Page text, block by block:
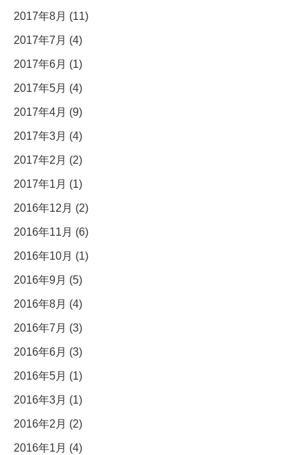
2017年8月 (11)
2017年7月 (4)
2017年6月 (1)
2017年5月 (4)
2017年4月 (9)
2017年3月 (4)
2017年2月 (2)
2017年1月 (1)
2016年12月 (2)
2016年11月 (6)
2016年10月 (1)
2016年9月 (5)
2016年8月 (4)
2016年7月 (3)
2016年6月 (3)
2016年5月 (1)
2016年3月 (1)
2016年2月 (2)
2016年1月 (4)